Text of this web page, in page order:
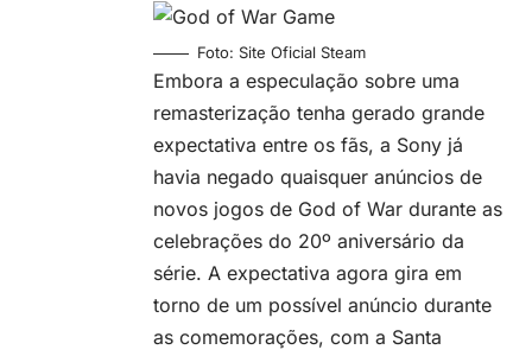
Foto: Site Oficial Steam
Embora a especulação sobre uma
remasterização tenha gerado grande
expectativa entre os fãs, a Sony já
havia negado quaisquer anúncios de
novos jogos de God of War durante as
celebrações do 20º aniversário da
série. A expectativa agora gira em
torno de um possível anúncio durante
as comemorações, com a Santa